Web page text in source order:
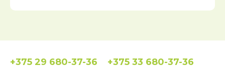
+375 29 680-37-36
+375 33 680-37-36